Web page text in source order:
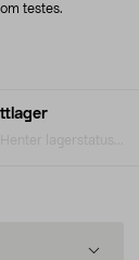
Henter lagerstatus...
testes.